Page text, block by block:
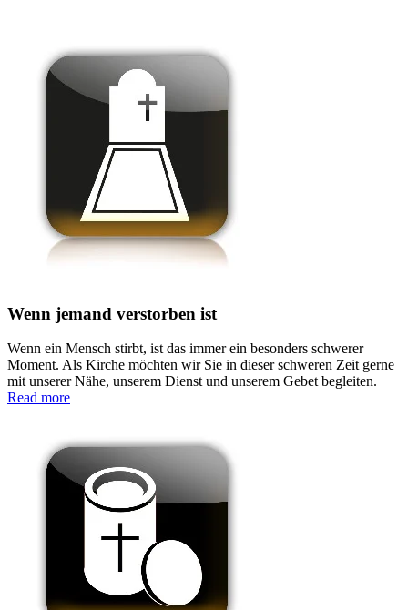
Wenn jemand verstorben ist
Wenn ein Mensch stirbt, ist das immer ein besonders schwerer
Moment. Als Kirche möchten wir Sie in dieser schweren Zeit gerne
mit unserer Nähe, unserem Dienst und unserem Gebet begleiten.
Read more